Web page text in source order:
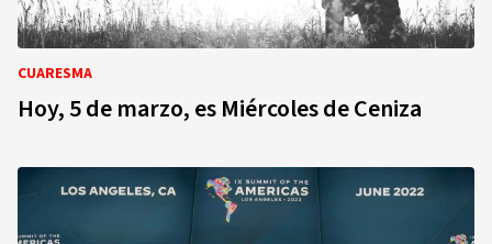
CUARESMA
Hoy, 5 de marzo, es Miércoles de Ceniza